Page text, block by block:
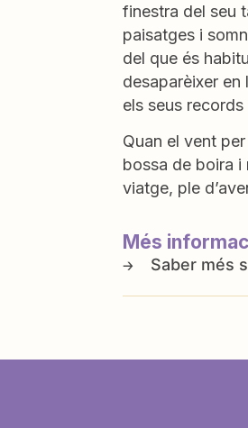
finestra del seu
paisatges i
del que és
desaparèixer en
els seus
Quan el vent
bossa de boira i
viatge, ple
Més